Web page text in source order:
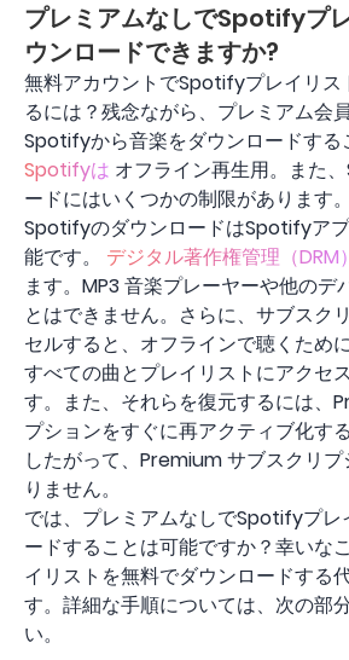
プレミアムなしでSpotifyプ
ウンロードできますか?
無料アカウントでSpotifyプレイリス
るには？残念ながら、プレミアム会
Spotifyから音楽をダウンロードする
Spotifyは オフライン再生用。また
ードにはいくつかの制限があります。
SpotifyのダウンロードはSpotifyア
能です。 デジタル著作権管理（DRM）
ます。MP3 音楽プレーヤーや他のデ
とはできません。さらに、サブスク
セルすると、オフラインで聴くため
すべての曲とプレイリストにアクセ
す。また、それらを復元するには、
プションをすぐに再アクティブ化す
したがって、Premium サブスクリ
りません。
では、プレミアムなしでSpotifyプレ
ードすることは可能ですか？幸いな
イリストを無料でダウンロードする
す。詳細な手順については、次の部
い。